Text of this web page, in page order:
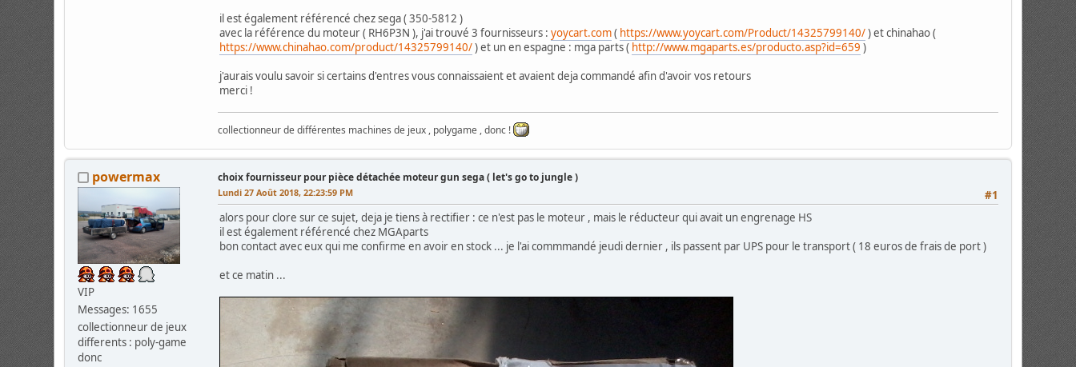
il est également référencé chez sega ( 350-5812 )
avec la référence du moteur ( RH6P3N ), j'ai trouvé 3 fournisseurs :yoycart.com( https://www.yoycart.com/Product/14325799140/) et chinahao (
https://www.chinahao.com/product/14325799140/) et un en espagne : mga parts ( http://www.mgaparts.es/producto.asp?id=659 )
j'aurais voulu savoir si certains d'entres vous connaissaient et avaient deja commandé afin d'avoir vos retours
merci !
collectionneur de différentes machines de jeux , polygame , donc !
powermax
VIP
Messages: 1655
collectionneur de jeux
differents : poly-game
donc
choix fournisseur pour pièce détachée moteur gun sega ( let's go to jungle )
#1
Lundi 27 Août 2018, 22:23:59 PM
alors pour clore sur ce sujet, deja je tiens à rectifier : ce n'est pas le moteur , mais le réducteur qui avait un engrenage HS
il est également référencé chez MGAparts
bon contact avec eux qui me confirme en avoir en stock ... je l'ai commmandé jeudi dernier , ils passent par UPS pour le transport ( 18 euros de frais de port )
et ce matin ...